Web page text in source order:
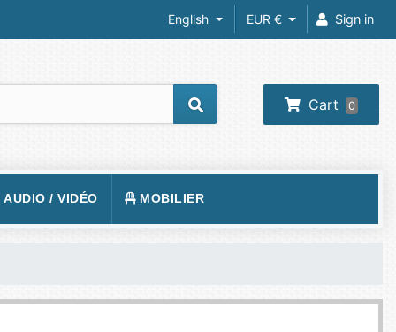
English EUR € Sign in
Cart 0
AUDIO / VIDÉO MOBILIER